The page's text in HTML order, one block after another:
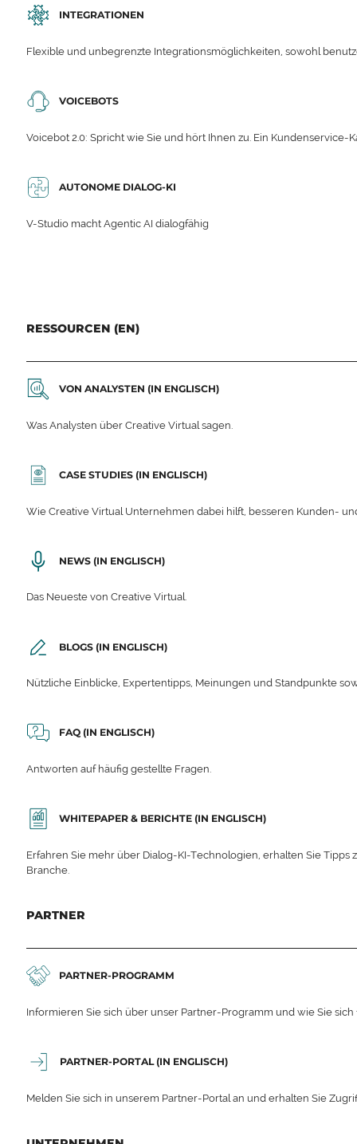
INTEGRATIONEN
Flexible und unbegrenzte Integrationsmöglichkeiten, sowohl
VOICEBOTS
Voicebot 2.0: Spricht wie Sie und hört Ihnen zu. Ein Kundenservice-
AUTONOME DIALOG-KI
V-Studio macht Agentic AI dialogfähig
RESSOURCEN (EN)
VON ANALYSTEN (IN ENGLISCH)
Was Analysten über Creative Virtual sagen.
CASE STUDIES (IN ENGLISCH)
Wie Creative Virtual Unternehmen dabei hilft, besseren Kunden-
NEWS (IN ENGLISCH)
Das Neueste von Creative Virtual.
BLOGS (IN ENGLISCH)
Nützliche Einblicke, Expertentipps, Meinungen und Standpunkte
FAQ (IN ENGLISCH)
Antworten auf häufig gestellte Fragen.
WHITEPAPER & BERICHTE (IN ENGLISCH)
Erfahren Sie mehr über Dialog-KI-Technologien, erhalten Sie
Branche.
PARTNER
PARTNER-PROGRAMM
Informieren Sie sich über unser Partner-Programm und wie Sie
PARTNER-PORTAL (IN ENGLISCH)
Melden Sie sich in unserem Partner-Portal an und erhalten Sie